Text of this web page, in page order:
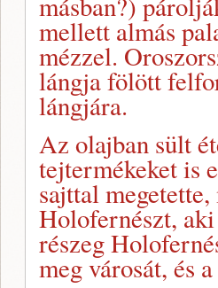
mellett almás
mézzel.
lángja fölött
lángjára.
Az olajban sült
tejtermékeket is
sajttal
Holofernészt,
részeg
meg városát, és